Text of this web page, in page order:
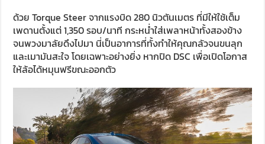
ด้วย Torque Steer จากแรงบิด 280 นิวตันเมตร ที่มีให้ใช้เต็ม
เพดานตั้งแต่ 1,350 รอบ/นาที กระหน่ำใส่เพลาหน้าทั้งสองข้าง
จนพวงมาลัยดึงไปมา นี่เป็นอาการที่ทั้งทำให้คุณกลัวจนขนลุก
และเมามันสะใจ โดยเฉพาะอย่างยิ่ง หากปิด DSC เพื่อเปิดโอกาส
ให้ล้อได้หมุนฟรีขณะออกตัว